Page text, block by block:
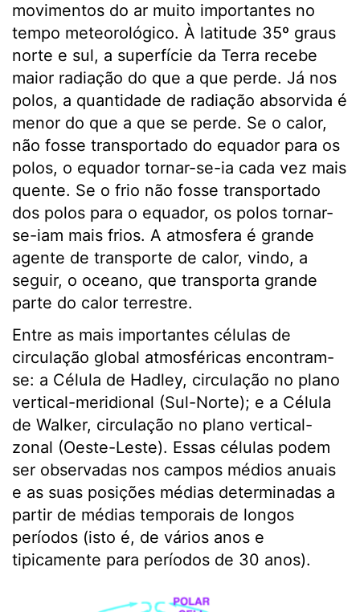
movimentos do ar muito importantes no
tempo meteorológico. À latitude 35º graus
norte e sul, a superfície da Terra recebe
maior radiação do que a que perde. Já nos
polos, a quantidade de radiação absorvida é
menor do que a que se perde. Se o calor,
não fosse transportado do equador para os
polos, o equador tornar-se-ia cada vez mais
quente. Se o frio não fosse transportado
dos polos para o equador, os polos tornar-
se-iam mais frios. A atmosfera é grande
agente de transporte de calor, vindo, a
seguir, o oceano, que transporta grande
parte do calor terrestre.
Entre as mais importantes células de
circulação global atmosféricas encontram-
se: a Célula de Hadley, circulação no plano
vertical-meridional (Sul-Norte); e a Célula
de Walker, circulação no plano vertical-
zonal (Oeste-Leste). Essas células podem
ser observadas nos campos médios anuais
e as suas posições médias determinadas a
partir de médias temporais de longos
períodos (isto é, de vários anos e
tipicamente para períodos de 30 anos).